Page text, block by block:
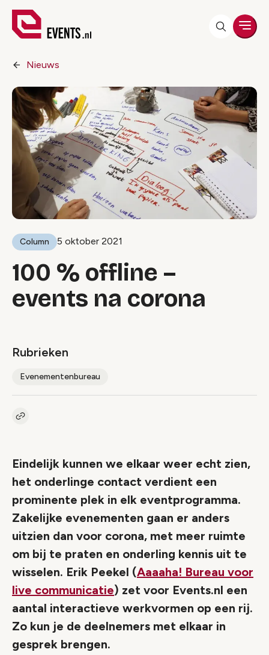
Nieuws
Column 5 oktober 2021
100 % offline –
events na corona
Rubrieken
Evenementenbureau
Kopieer link naar artikel
Eindelijk kunnen we elkaar weer echt zien,
het onderlinge contact verdient een
prominente plek in elk eventprogramma.
Zakelijke evenementen gaan er anders
uitzien dan voor corona, met meer ruimte
om bij te praten en onderling kennis uit te
wisselen. Erik Peekel (Aaaaha! Bureau voor
live communicatie) zet voor Events.nl een
aantal interactieve werkvormen op een rij.
Zo kun je de deelnemers met elkaar in
gesprek brengen.